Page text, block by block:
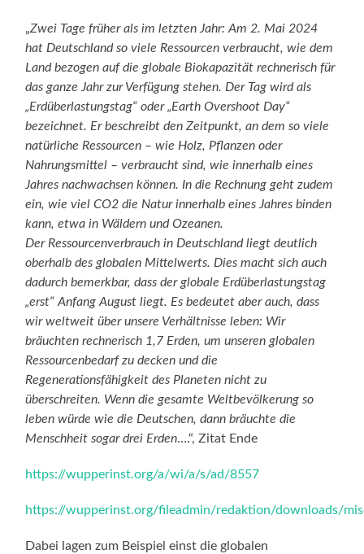
„Zwei Tage früher als im letzten Jahr: Am 2. Mai 2024
hat Deutschland so viele Ressourcen verbraucht, wie dem
Land bezogen auf die globale Biokapazität rechnerisch für
das ganze Jahr zur Verfügung stehen. Der Tag wird als
„Erdüberlastungstag“ oder „Earth Overshoot Day“
bezeichnet. Er beschreibt den Zeitpunkt, an dem so viele
natürliche Ressourcen – wie Holz, Pflanzen oder
Nahrungsmittel – verbraucht sind, wie innerhalb eines
Jahres nachwachsen können. In die Rechnung geht zudem
ein, wie viel CO2 die Natur innerhalb eines Jahres binden
kann, etwa in Wäldern und Ozeanen.
Der Ressourcenverbrauch in Deutschland liegt deutlich
oberhalb des globalen Mittelwerts. Dies macht sich auch
dadurch bemerkbar, dass der globale Erdüberlastungstag
„erst“ Anfang August liegt. Es bedeutet aber auch, dass
wir weltweit über unsere Verhältnisse leben: Wir
bräuchten rechnerisch 1,7 Erden, um unseren globalen
Ressourcenbedarf zu decken und die
Regenerationsfähigkeit des Planeten nicht zu
überschreiten. Wenn die gesamte Weltbevölkerung so
leben würde wie die Deutschen, dann bräuchte die
Menschheit sogar drei Erden….“, Zitat Ende
https://wupperinst.org/a/wi/a/s/ad/8557
https://wupperinst.org/fileadmin/redaktion/downloads/
Dabei lagen zum Beispiel einst die globalen